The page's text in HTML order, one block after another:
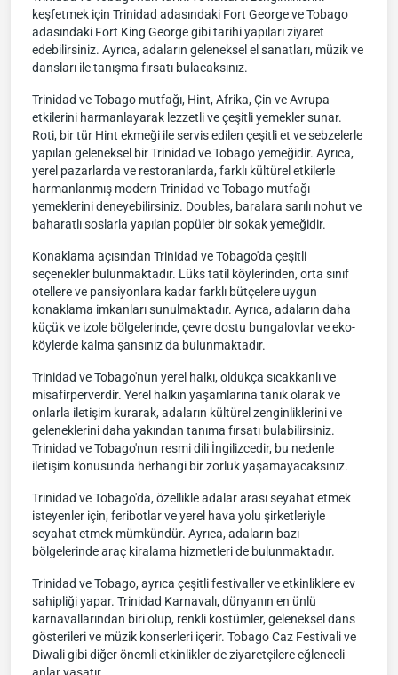
keşfetmek için Trinidad adasındaki Fort George ve Tobago
adasındaki Fort King George gibi tarihi yapıları ziyaret
edebilirsiniz. Ayrıca, adaların geleneksel el sanatları, müzik ve
dansları ile tanışma fırsatı bulacaksınız.
Trinidad ve Tobago mutfağı, Hint, Afrika, Çin ve Avrupa
etkilerini harmanlayarak lezzetli ve çeşitli yemekler sunar.
Roti, bir tür Hint ekmeği ile servis edilen çeşitli et ve sebzelerle
yapılan geleneksel bir Trinidad ve Tobago yemeğidir. Ayrıca,
yerel pazarlarda ve restoranlarda, farklı kültürel etkilerle
harmanlanmış modern Trinidad ve Tobago mutfağı
yemeklerini deneyebilirsiniz. Doubles, baralara sarılı nohut ve
baharatlı soslarla yapılan popüler bir sokak yemeğidir.
Konaklama açısından Trinidad ve Tobago'da çeşitli
seçenekler bulunmaktadır. Lüks tatil köylerinden, orta sınıf
otellere ve pansiyonlara kadar farklı bütçelere uygun
konaklama imkanları sunulmaktadır. Ayrıca, adaların daha
küçük ve izole bölgelerinde, çevre dostu bungalovlar ve eko-
köylerde kalma şansınız da bulunmaktadır.
Trinidad ve Tobago'nun yerel halkı, oldukça sıcakkanlı ve
misafirperverdir. Yerel halkın yaşamlarına tanık olarak ve
onlarla iletişim kurarak, adaların kültürel zenginliklerini ve
geleneklerini daha yakından tanıma fırsatı bulabilirsiniz.
Trinidad ve Tobago'nun resmi dili İngilizcedir, bu nedenle
iletişim konusunda herhangi bir zorluk yaşamayacaksınız.
Trinidad ve Tobago'da, özellikle adalar arası seyahat etmek
isteyenler için, feribotlar ve yerel hava yolu şirketleriyle
seyahat etmek mümkündür. Ayrıca, adaların bazı
bölgelerinde araç kiralama hizmetleri de bulunmaktadır.
Trinidad ve Tobago, ayrıca çeşitli festivaller ve etkinliklere ev
sahipliği yapar. Trinidad Karnavalı, dünyanın en ünlü
karnavallarından biri olup, renkli kostümler, geleneksel dans
gösterileri ve müzik konserleri içerir. Tobago Caz Festivali ve
Diwali gibi diğer önemli etkinlikler de ziyaretçilere eğlenceli